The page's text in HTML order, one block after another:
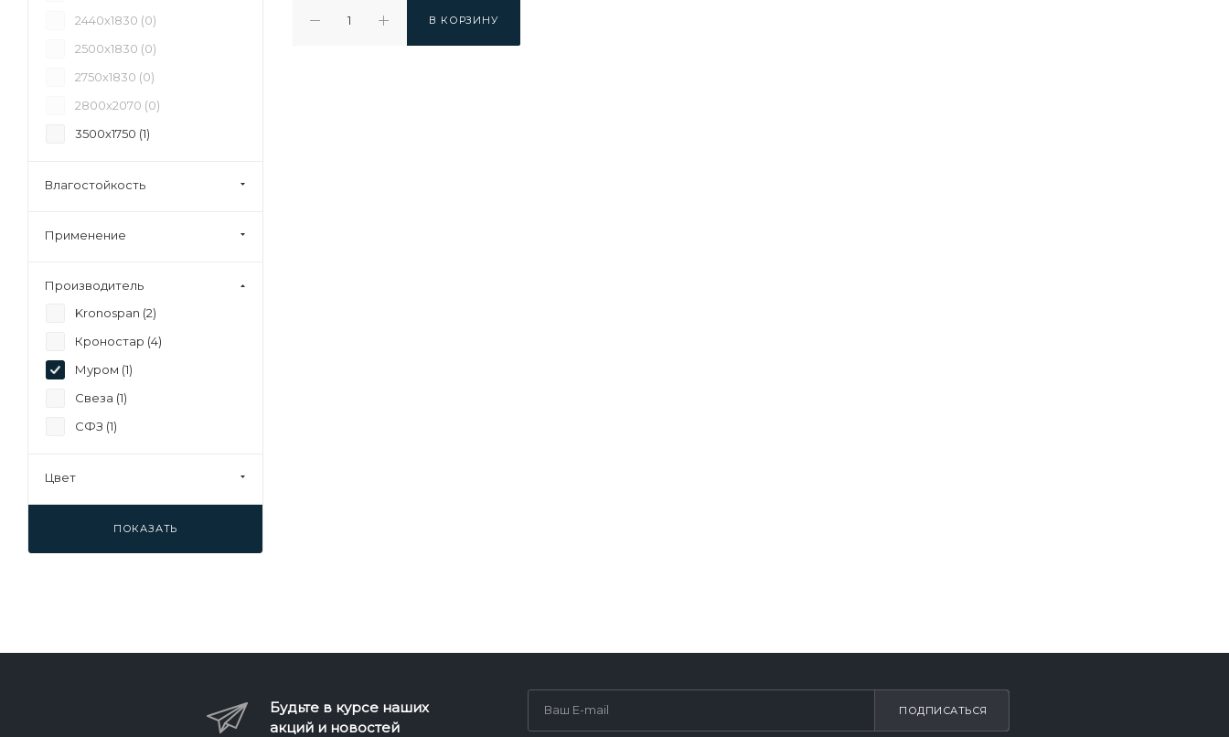
В КОРЗИНУ
2440х1830 (0)
2500х1830 (0)
2750х1830 (0)
2800х2070 (0)
3500х1750 (1)
Влагостойкость
Применение
Производитель
Kronospan (2)
Кроностар (4)
Муром (1)
Свеза (1)
СФЗ (1)
Цвет
ПОКАЗАТЬ
Будьте в курсе наших
акций и новостей
ПОДПИСАТЬСЯ